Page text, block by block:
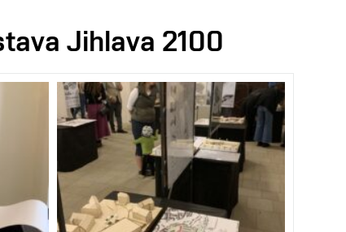
Jihlava 2100